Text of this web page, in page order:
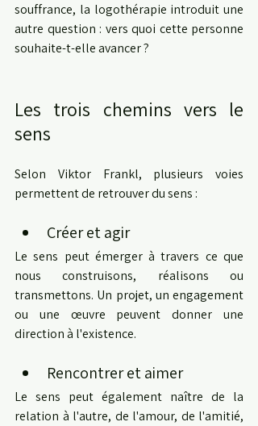
souffrance, la logothérapie introduit une
autre question : vers quoi cette personne
souhaite-t-elle avancer ?
Les trois chemins vers le
sens
Selon Viktor Frankl, plusieurs voies
permettent de retrouver du sens :
Créer et agir
Le sens peut émerger à travers ce que
nous construisons, réalisons ou
transmettons. Un projet, un engagement
ou une œuvre peuvent donner une
direction à l'existence.
Rencontrer et aimer
Le sens peut également naître de la
relation à l'autre, de l'amour, de l'amitié,